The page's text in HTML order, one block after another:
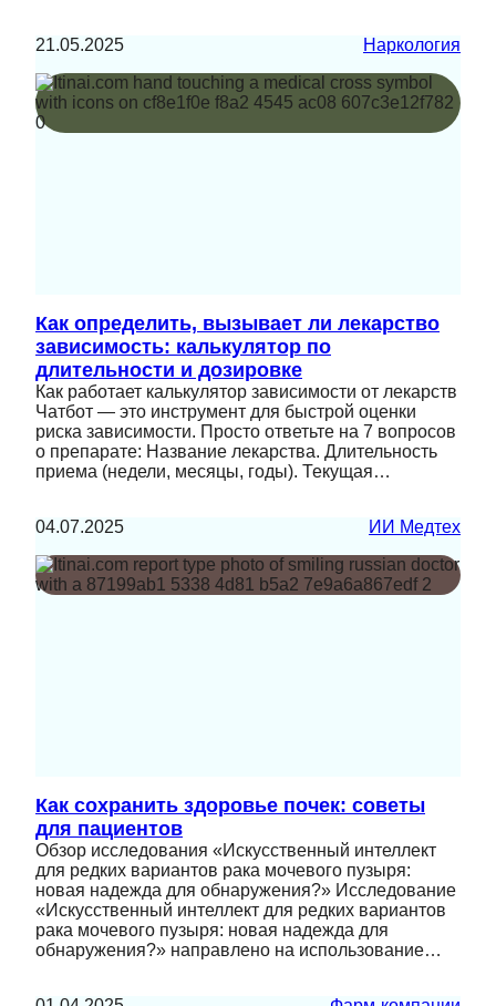
21.05.2025 Наркология
Как определить, вызывает ли лекарство
зависимость: калькулятор по
длительности и дозировке
Как работает калькулятор зависимости от лекарств
Чатбот — это инструмент для быстрой оценки
риска зависимости. Просто ответьте на 7 вопросов
о препарате: Название лекарства. Длительность
приема (недели, месяцы, годы). Текущая…
04.07.2025 ИИ Медтех
Как сохранить здоровье почек: советы
для пациентов
Обзор исследования «Искусственный интеллект
для редких вариантов рака мочевого пузыря:
новая надежда для обнаружения?» Исследование
«Искусственный интеллект для редких вариантов
рака мочевого пузыря: новая надежда для
обнаружения?» направлено на использование…